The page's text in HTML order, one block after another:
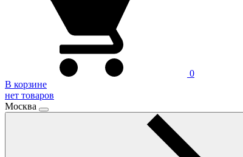
0
В корзине
нет товаров
Москва